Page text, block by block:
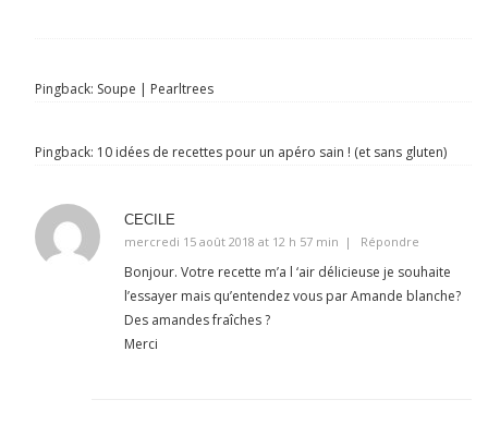
Pingback: Soupe | Pearltrees
Pingback: 10 idées de recettes pour un apéro sain ! (et sans gluten)
CECILE
mercredi 15 août 2018 at 12 h 57 min
Répondre
Bonjour. Votre recette m’a l ‘air délicieuse je souhaite
l’essayer mais qu’entendez vous par Amande blanche?
Des amandes fraîches ?
Merci